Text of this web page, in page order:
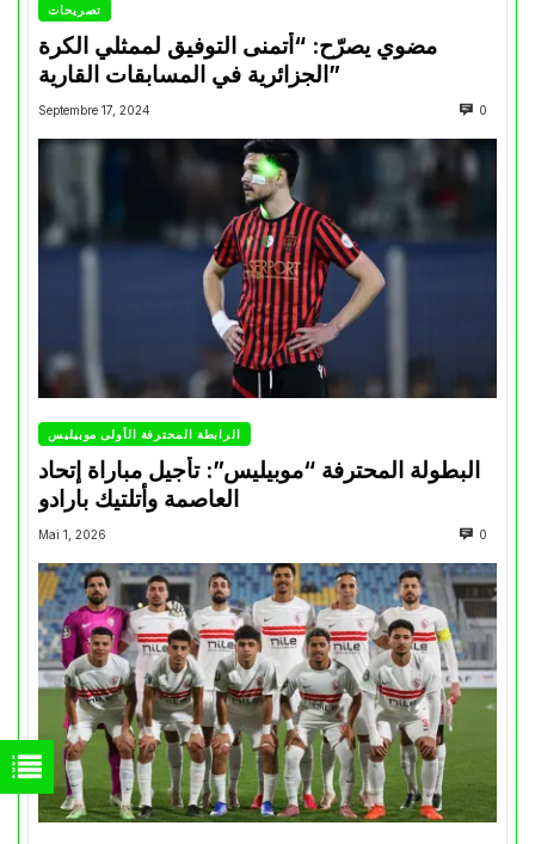
تصريحات
مضوي يصرّح: “أتمنى التوفيق لممثلي الكرة
الجزائرية في المسابقات القارية”
Septembre 17, 2024 0
الرابطة المحترفة الأولى موبيليس
البطولة المحترفة “موبيليس”: تأجيل مباراة إتحاد
العاصمة وأتلتيك بارادو
Mai 1, 2026 0